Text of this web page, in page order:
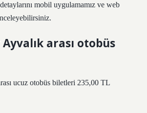
mobil uygulamamız ve web
arası otobüs
ucuz otobüs biletleri 235,00 TL